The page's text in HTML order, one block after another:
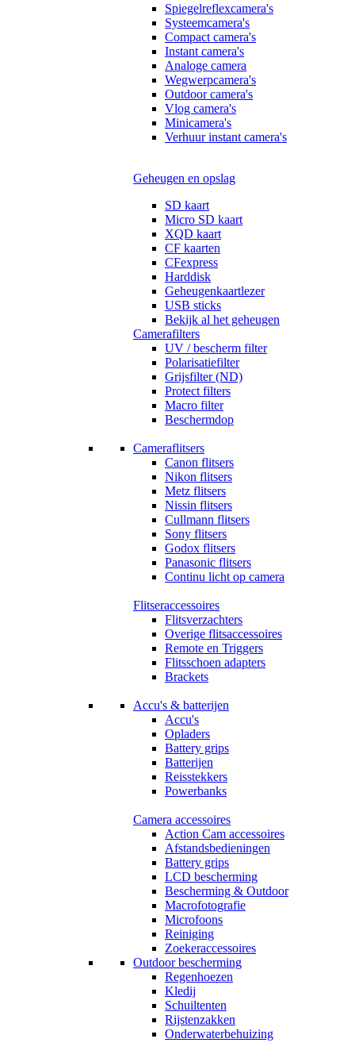
Spiegelreflexcamera's
Systeemcamera's
Compact camera's
Instant camera's
Analoge camera
Wegwerpcamera's
Outdoor camera's
Vlog camera's
Minicamera's
Verhuur instant camera's
Geheugen en opslag
SD kaart
Micro SD kaart
XQD kaart
CF kaarten
CFexpress
Harddisk
Geheugenkaartlezer
USB sticks
Bekijk al het geheugen
Camerafilters
UV / bescherm filter
Polarisatiefilter
Grijsfilter (ND)
Protect filters
Macro filter
Beschermdop
Cameraflitsers
Canon flitsers
Nikon flitsers
Metz flitsers
Nissin flitsers
Cullmann flitsers
Sony flitsers
Godox flitsers
Panasonic flitsers
Continu licht op camera
Flitseraccessoires
Flitsverzachters
Overige flitsaccessoires
Remote en Triggers
Flitsschoen adapters
Brackets
Accu's & batterijen
Accu's
Opladers
Battery grips
Batterijen
Reisstekkers
Powerbanks
Camera accessoires
Action Cam accessoires
Afstandsbedieningen
Battery grips
LCD bescherming
Bescherming & Outdoor
Macrofotografie
Microfoons
Reiniging
Zoekeraccessoires
Outdoor bescherming
Regenhoezen
Kledij
Schuiltenten
Rijstenzakken
Onderwaterbehuizing